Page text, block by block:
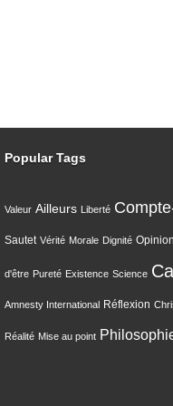
Popular Tags
Valeur Ailleurs Liberté
Sautet Vérité Morale Dignité Opinion
d'être Pureté Existence Science
Amnesty International Réflexion
Réalité Mise au point